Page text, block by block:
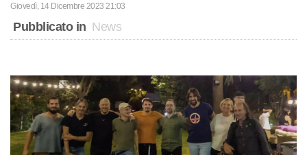
Giovedì, 14 Dicembre 2023 21:03
Pubblicato in News